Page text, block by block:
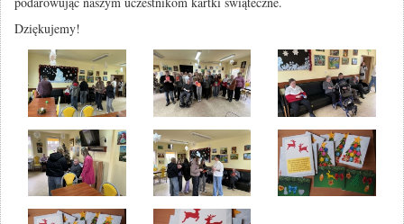
Dziękujemy!